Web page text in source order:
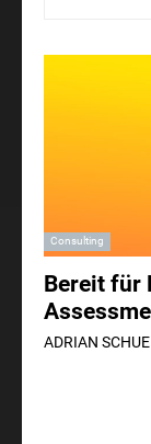
Consulting
Bereit für
ADRIAN